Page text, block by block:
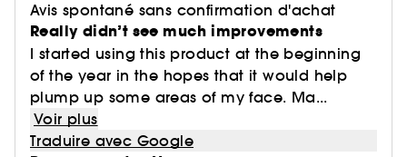
Avis spontané sans confirmation d'achat
Really didn’t see much improvements
I started using this product at the beginning
of the year in the hopes that it would help
plump up some areas of my face. Ma...
Voir plus
Traduire avec Google